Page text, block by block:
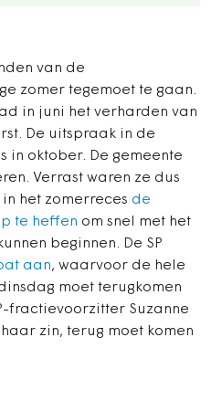
van de
zomer tegemoet te gaan.
in juni het verharden van
De uitspraak in de
in oktober. De gemeente
Verrast waren ze dus
het zomerreces de
te heffen om snel met het
beginnen. De SP
aan, waarvoor de hele
moet terugkomen
fractievoorzitter Suzanne
zin, terug moet komen